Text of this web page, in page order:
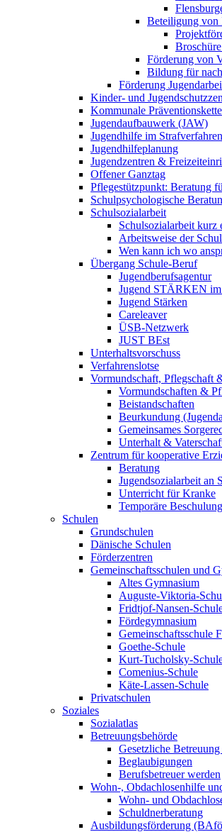
Beteiligung von
Förderung von
Bildung für
Förderung
Kinder- und
Kommunale Präventionskette
Jugendaufbauwerk (JAW)
Jugendhilfe im Strafverfahren
Jugendhilfeplanung
Jugendzentren &
Offener Ganztag
Pflegestützpunkt: Beratung
Schulpsychologische
Schulsozialarbeit
Schulsozialarbeit kurz
Arbeitsweise der
Wen kann ich wo
Übergang Schule-Beruf
Jugendberufsagentur
Jugend STÄRKEN
Jugend Stärken
Careleaver
ÜSB-Netzwerk
JUST BEst
Unterhaltsvorschuss
Verfahrenslotse
Vormundschaft, Pflegschaft
Vormundschaften &
Beistandschaften
Beurkundung
Gemeinsames
Unterhalt &
Zentrum für kooperative
Beratung
Jugendsozialarbeit an
Unterricht für Kranke
Temporäre Beschulung
Schulen
Grundschulen
Dänische Schulen
Förderzentren
Gemeinschaftsschulen und
Altes Gymnasium
Auguste-Viktoria-
Fridtjof-Nansen-
Fördegymnasium
Gemeinschaftsschule
Goethe-Schule
Kurt-Tucholsky-
Comenius-Schule
Käte-Lassen-Schule
Privatschulen
Soziales
Sozialatlas
Betreuungsbehörde
Gesetzliche
Beglaubigungen
Berufsbetreuer werden
Wohn-, Obdachlosenhilfe
Wohn- und
Schuldnerberatung
Ausbildungsförderung